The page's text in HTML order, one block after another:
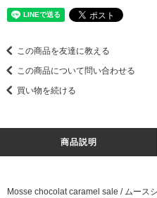
この商品を友達に教える
この商品について問い合わせる
買い物を続ける
商品説明
Mosse chocolat caramel sale / ムース